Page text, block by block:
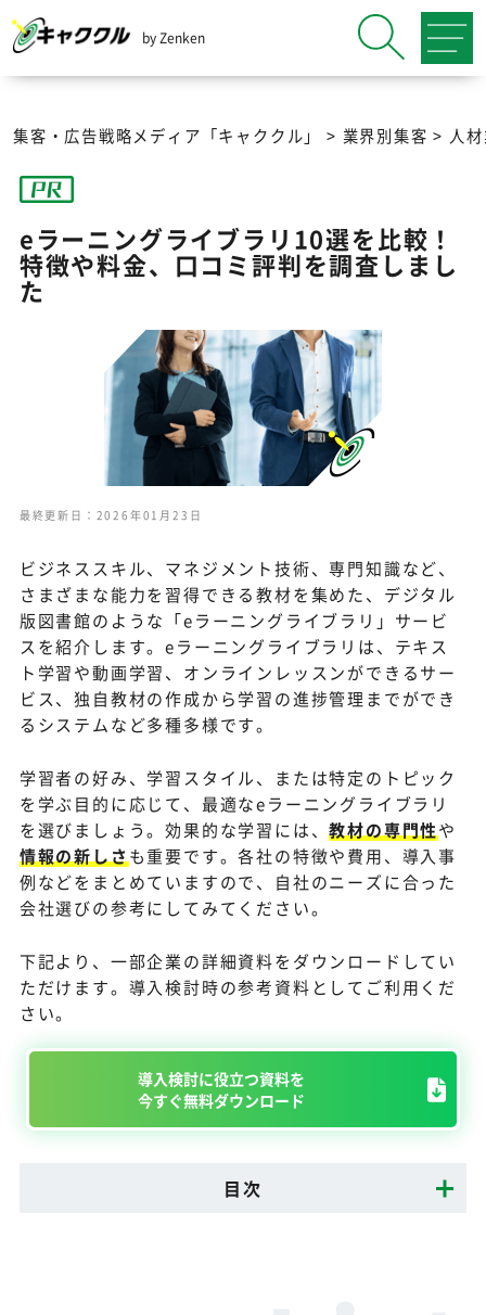
by Zenken
集客・広告戦略メディア「キャククル」 > 業界別集客 > 人
eラーニングライブラリ10選を比較！
特徴や料金、口コミ評判を調査しまし
た
最終更新日：2026年01月23日
ビジネススキル、マネジメント技術、専門知識など、
さまざまな能力を習得できる教材を集めた、デジタル
版図書館のような「eラーニングライブラリ」サービ
スを紹介します。eラーニングライブラリは、テキス
ト学習や動画学習、オンラインレッスンができるサー
ビス、独自教材の作成から学習の進捗管理までができ
るシステムなど多種多様です。
学習者の好み、学習スタイル、または特定のトピック
を学ぶ目的に応じて、最適なeラーニングライブラリ
を選びましょう。効果的な学習には、教材の専門性や
情報の新しさも重要です。各社の特徴や費用、導入事
例などをまとめていますので、自社のニーズに合った
会社選びの参考にしてみてください。
下記より、一部企業の詳細資料をダウンロードしてい
ただけます。導入検討時の参考資料としてご利用くだ
さい。
導入検討に役立つ資料を
今すぐ無料ダウンロード
目次